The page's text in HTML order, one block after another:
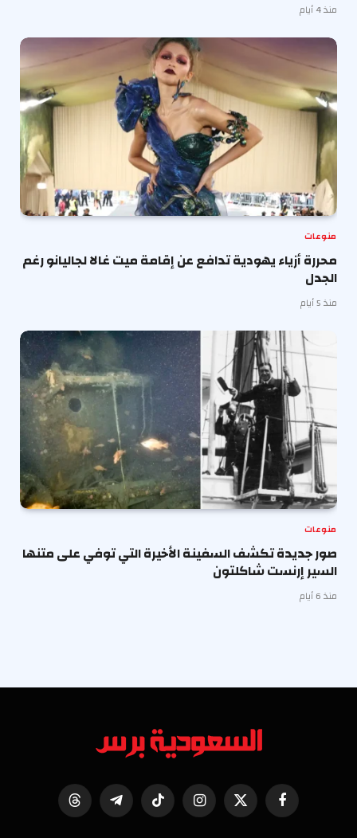
منذ 4 أيام
منوعات
محررة أزياء يهودية تدافع عن إقامة ميت غالا لجاليانو رغم
الجدل
منذ 5 أيام
منوعات
صور جديدة تكشف السفينة الأخيرة التي توفي على متنها
السير إرنست شاكلتون
منذ 6 أيام
فيسبوكX
(Twitter)
الانستغرامتيكتوك تيلقرام Threads